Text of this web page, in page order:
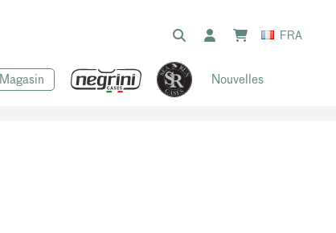
FRA
Magasin Nouvelles